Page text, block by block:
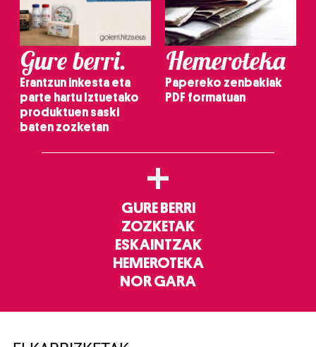
Gure berri.
Erantzun inkesta eta
parte hartu Iztuetako
produktuen saski
baten zozketan
Hemeroteka
Papereko zenbakiak
PDF formatuan
+
GURE BERRI
ZOZKETAK
ESKAINTZAK
HEMEROTEKA
NOR GARA